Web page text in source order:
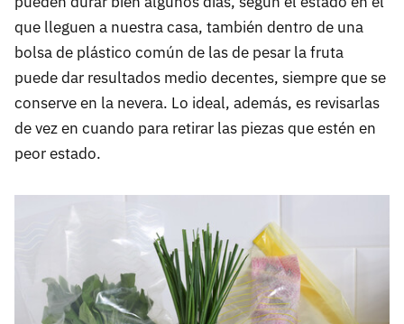
que lleguen a nuestra casa, también dentro de una
bolsa de plástico común de las de pesar la fruta
puede dar resultados medio decentes, siempre que se
conserve en la nevera. Lo ideal, además, es revisarlas
de vez en cuando para retirar las piezas que estén en
peor estado.